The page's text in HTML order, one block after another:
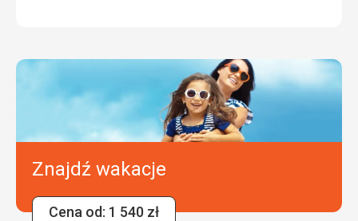
Znajdź wakacje
Cena od: 1 540 zł